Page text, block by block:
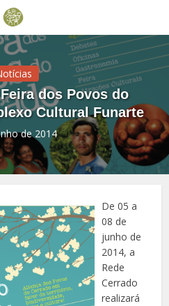
dos Povos do
Cultural Funarte
de 2014
De 05 a
08 de
junho de
2014, a
Rede
Cerrado
realizará